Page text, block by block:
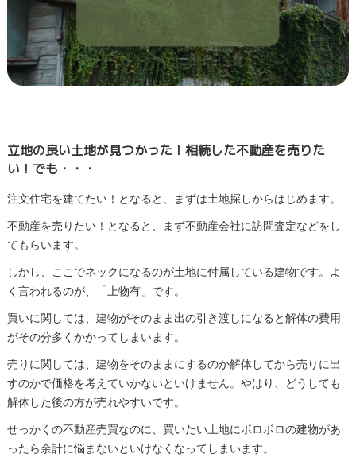
立地の良い土地が見つかった！相続した不動産を売りた
い！でも・・・
注文住宅を建てたい！となると、まずは土地探しからはじめます。
不動産を売りたい！となると、まず不動産会社に訪問査定などをし
てもらいます。
しかし、ここでネックになるのが土地に付属している建物です。よ
く言われるのが、「上物有」です。
買いに関しては、建物がそのまま出の引き渡しになると解体の費用
がその分多くかかってしまいます。
売りに関しては、建物をそのままにするのか解体してから売りに出
すのかで価格を考えていかないといけません。やはり、どうしても
解体した後の方が売れやすいです。
せっかくの不動産売買なのに、買いたい土地にボロボロの建物があ
ったら余計に悩まないといけなくなってしまいます。